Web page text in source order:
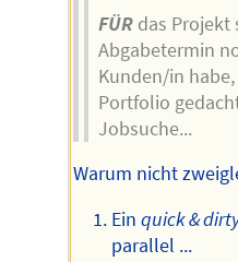
FÜRdas Projekt
Abgabetermin
Kunden/in
Portfolio
Jobsuche...
Warum nicht
Einquick &
parallel ...